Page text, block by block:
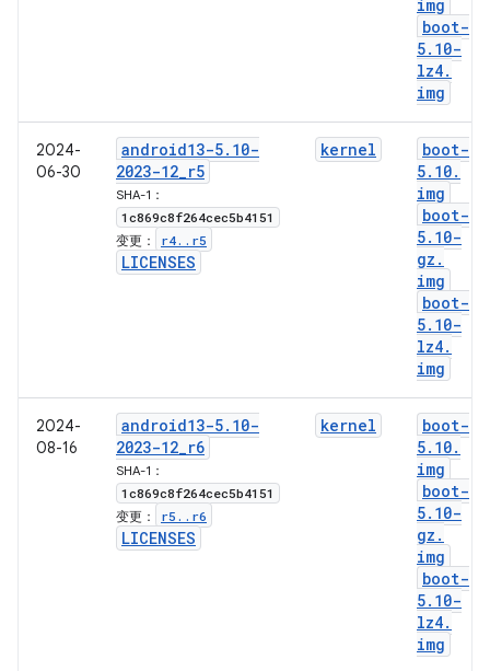
img
boot-
5. 10-
lz4.
img
2024-
06-30
android13-5. 10-
2023-12_r5
SHA-1：
1c869c8f264cec5b4151
变更： r4. . r5
LICENSES
kernel
boot-
5. 10.
img
boot-
5. 10-
gz .
img
boot-
5. 10-
lz4.
img
2024-
08-16
android13-5. 10-
2023-12_r6
SHA-1：
1c869c8f264cec5b4151
变更： r5 . . r6
LICENSES
kernel
boot-
5. 10.
img
boot-
5. 10-
gz .
img
boot-
5. 10-
lz4.
img